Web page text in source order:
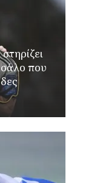
σάλο που